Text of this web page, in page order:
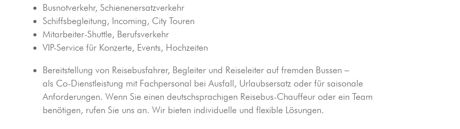
Busnotverkehr, Schienenersatzverkehr
Schiffsbegleitung, Incoming, City Touren
Mitarbeiter-Shuttle, Berufsverkehr
VIP-Service für Konzerte, Events, Hochzeiten
Bereitstellung von Reisebusfahrer, Begleiter und Reiseleiter auf fremden Bussen –
als Co-Dienstleistung mit Fachpersonal bei Ausfall, Urlaubsersatz oder für saisonale
Anforderungen. Wenn Sie einen deutschsprachigen Reisebus-Chauffeur oder ein Team
benötigen, rufen Sie uns an. Wir bieten individuelle und flexible Lösungen.